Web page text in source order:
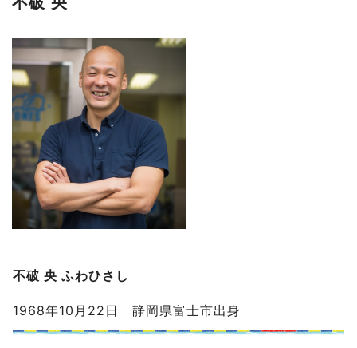
不破 央 ふわひさし
1968年10月22日 静岡県富士市出身